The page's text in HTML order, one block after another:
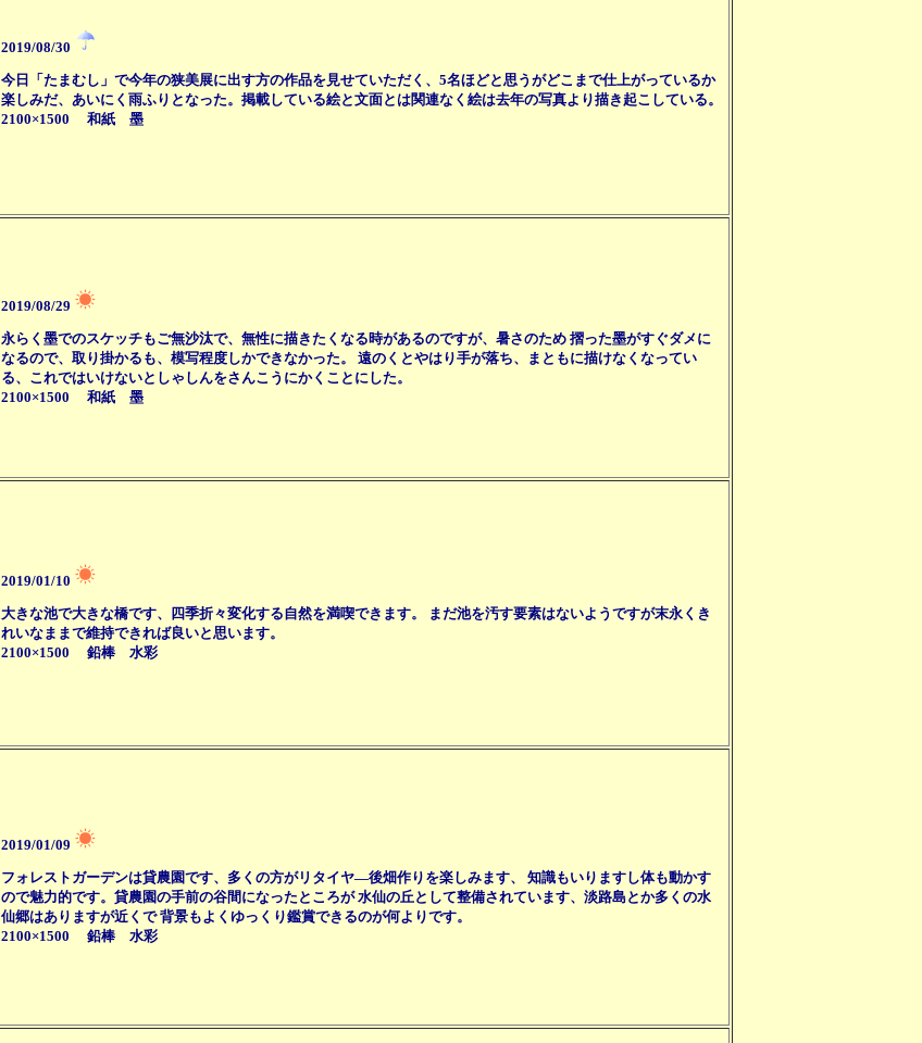
2019/08/30
今日「たまむし」で今年の狭美展に出す方の作品を見せていただく、5名ほどと思うがどこまで仕上がっているか
楽しみだ、あいにく雨ふりとなった。掲載している絵と文面とは関連なく絵は去年の写真より描き起こしている。
2100×1500 和紙 墨
2019/08/29
永らく墨でのスケッチもご無沙汰で、無性に描きたくなる時があるのですが、暑さのため 摺った墨がすぐダメに
なるので、取り掛かるも、模写程度しかできなかった。 遠のくとやはり手が落ち、まともに描けなくなってい
る、これではいけないとしゃしんをさんこうにかくことにした。
2100×1500 和紙 墨
2019/01/10
大きな池で大きな橋です、四季折々変化する自然を満喫できます。 まだ池を汚す要素はないようですが末永くき
れいなままで維持できれば良いと思います。
2100×1500 鉛棒 水彩
2019/01/09
フォレストガーデンは貸農園です、多くの方がリタイヤ―後畑作りを楽しみます、 知識もいりますし体も動かす
ので魅力的です。貸農園の手前の谷間になったところが 水仙の丘として整備されています、淡路島とか多くの水
仙郷はありますが近くで 背景もよくゆっくり鑑賞できるのが何よりです。
2100×1500 鉛棒 水彩